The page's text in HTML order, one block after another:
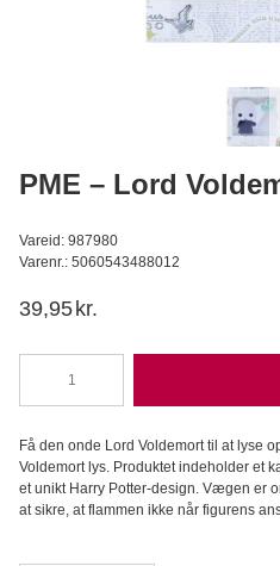
Callebaut Chokolade Callets
PME – Lord
Vareid: 987980
Varenr.: 5060543488012
39,95 kr.
-
Voldemort
lys
antal
Få den onde Lord Voldemort til at lyse
Voldemort lys. Produktet indeholder et
et unikt Harry Potter-design. Vægen er
at sikre, at flammen ikke når figurens